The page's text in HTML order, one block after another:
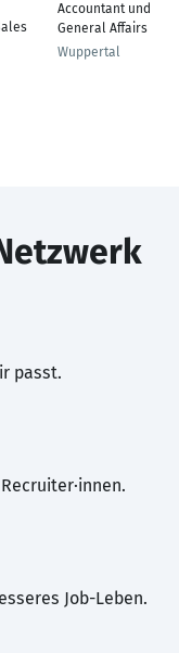
Accountant und
General Affairs
Wuppertal
passt.
Job-Leben.